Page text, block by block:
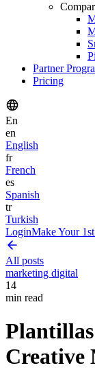
Partner
Pricing
En
en
English
fr
French
es
Spanish
tr
Turkish
LoginMake Your
All posts
marketing digital
14
min read
Plantillas
Creative